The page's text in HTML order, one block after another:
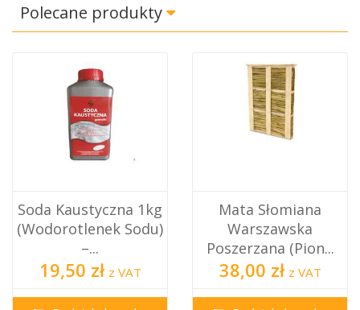
Polecane produkty
Soda Kaustyczna 1kg
(Wodorotlenek Sodu)
–...
19,50 zł z VAT
Mata Słomiana
Warszawska
Poszerzana (pion...
38,00 zł z VAT